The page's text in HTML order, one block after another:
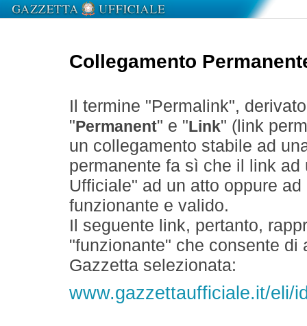
Collegamento
Il termine "Permalink",
" Permanent" e " Link" (link
un collegamento stabile ad
permanente fa sì che il link
Ufficiale" ad un atto oppure
funzionante e valido.
Il seguente link, pertanto,
"funzionante" che consente
Gazzetta selezionata:
www.gazzettaufficiale.it/eli/